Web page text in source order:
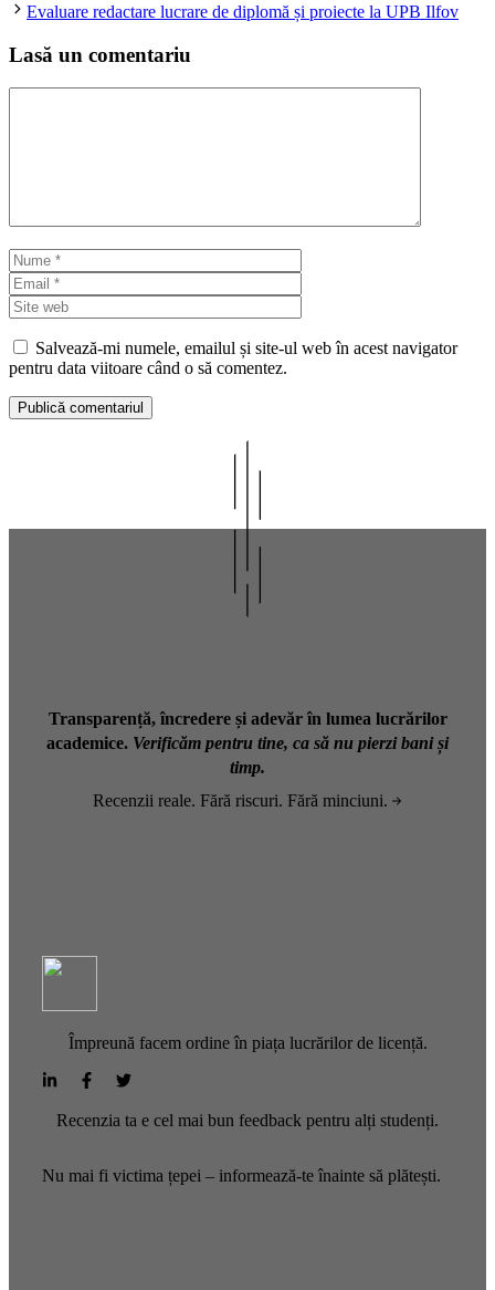
Evaluare redactare lucrare de diplomă și proiecte la UPB Ilfov
Lasă un comentariu
Nume
web
Salvează-mi numele, emailul și site-ul web în acest navigator
pentru data viitoare când o să comentez.
Transparență, încredere și adevăr în lumea lucrărilor
academice. Verificăm pentru tine, ca să nu pierzi bani și
timp.
Recenzii reale. Fără riscuri. Fără minciuni.
Împreună facem ordine în piața lucrărilor de licență.
Recenzia ta e cel mai bun feedback pentru alți studenți.
Nu mai fi victima țepei – informează-te înainte să plătești.